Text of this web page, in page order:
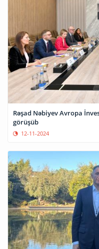
Rəşad Nəbiyev Avropa
görüşüb
12-11-2024